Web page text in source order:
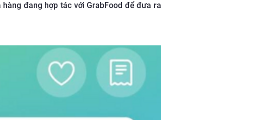
đang hợp tác với GrabFood để đưa ra